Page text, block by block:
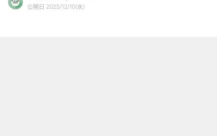
公開日 2025/12/10(水)